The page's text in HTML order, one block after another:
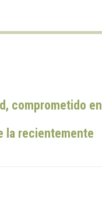
comprometido en
la recientemente